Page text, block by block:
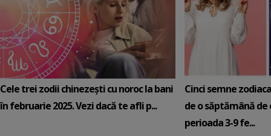
Cele trei zodii chinezești cu noroc la bani
în februarie 2025. Vezi dacă te afli p...
Cinci semne
de o săptămână de
perioada 3-9 fe...